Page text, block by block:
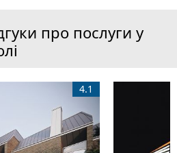
про послуги у
4.1